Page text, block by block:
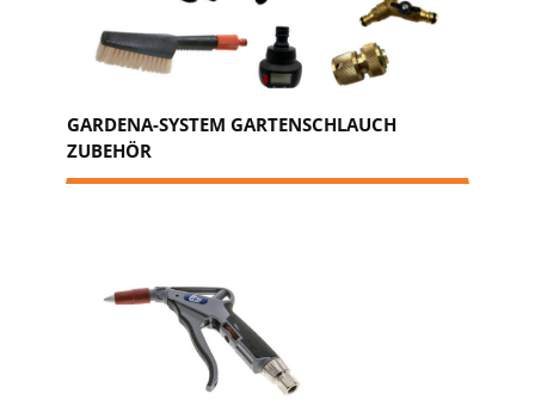
GARDENA-SYSTEM GARTENSCHLAUCH
ZUBEHÖR